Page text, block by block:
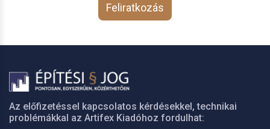
Feliratkozás
Az előfizetéssel kapcsolatos kérdésekkel, technikai
problémákkal az Artifex Kiadóhoz fordulhat: